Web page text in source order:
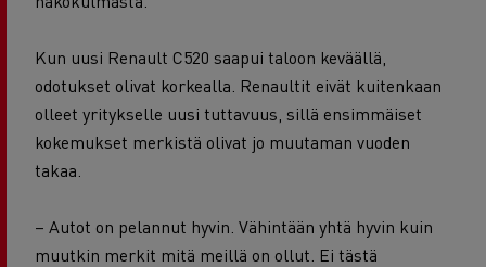
Kun uusi Renault C520 saapui taloon keväällä,
odotukset olivat korkealla. Renaultit eivät kuitenkaan
olleet yritykselle uusi tuttavuus, sillä ensimmäiset
kokemukset merkistä olivat jo muutaman vuoden
takaa.
– Autot on pelannut hyvin. Vähintään yhtä hyvin kuin
muutkin merkit mitä meillä on ollut. Ei tästä